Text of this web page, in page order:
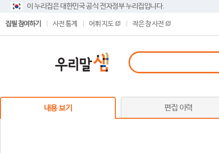
이 누리집은 대한민국 공식 전자정부 누리집입니다.
집필 참여하기 사전 통계 어휘 지도 작은 창 사전
내용 보기 편집 이력